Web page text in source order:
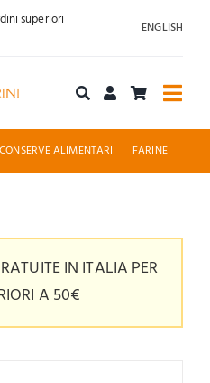
superiori
ENGLISH
CONSERVE ALIMENTARI FARINE
IN ITALIA PER
A 50€